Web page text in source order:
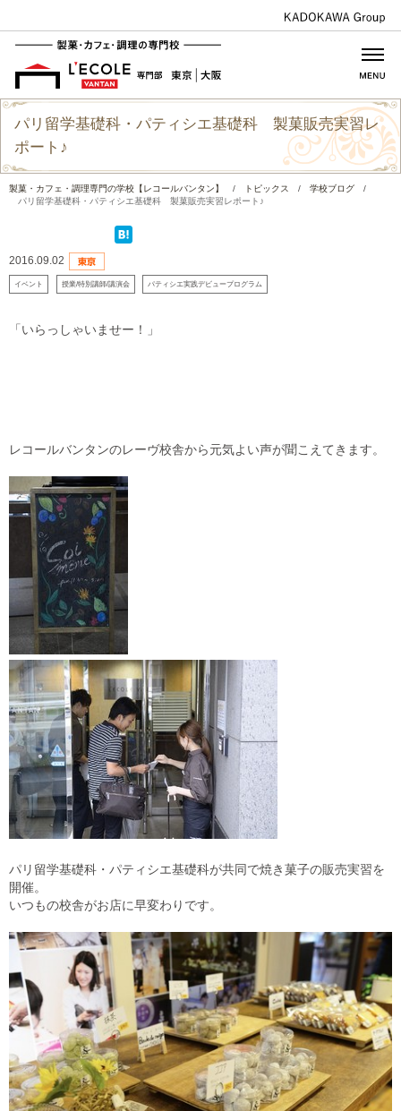
パリ留学基礎科・パティシエ基礎科 製菓販売実習レ
ポート♪
製菓・カフェ・調理専門の学校【レコールバンタン】 / トピックス / 学校ブログ
/
パリ留学基礎科・パティシエ基礎科 製菓販売実習レポート♪
2016.09.02
イベント 授業/特別講師/講演会 パティシエ実践デビュープログラム
「いらっしゃいませー！」
レコールバンタンのレーヴ校舎から元気よい声が聞こえてきます。
パリ留学基礎科・パティシエ基礎科が共同で焼き菓子の販売実習を
開催。
いつもの校舎がお店に早変わりです。